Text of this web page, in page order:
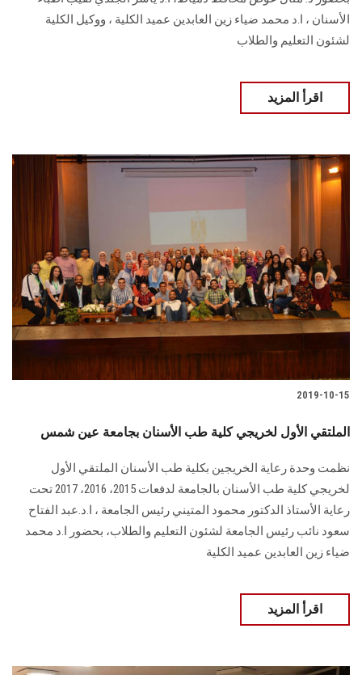
الأسنان ، ا.د محمد ضياء زين العابدين عميد الكلية ، ووكيل الكلية
لشئون التعليم والطلاب
اقرأ المزيد
2019-10-15
الملتقي الأول لخريجي كلية طب الأسنان بجامعة عين شمس
نظمت وحدة رعاية الخريجين بكلية طب الأسنان الملتقي الأول
لخريجي كلية طب الأسنان بالجامعة لدفعات 2015، 2016، 2017 تحت
رعاية الأستاذ الدكتور محمود المتيني رئيس الجامعة ، ا.د.عبد الفتاح
سعود نائب رئيس الجامعة لشئون التعليم والطلاب، بحضور ا.د محمد
ضياء زين العابدين عميد الكلية
اقرأ المزيد